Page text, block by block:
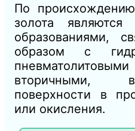
По
золота
образованиями,
образом с
вторичными,
поверхности в
или окисления.